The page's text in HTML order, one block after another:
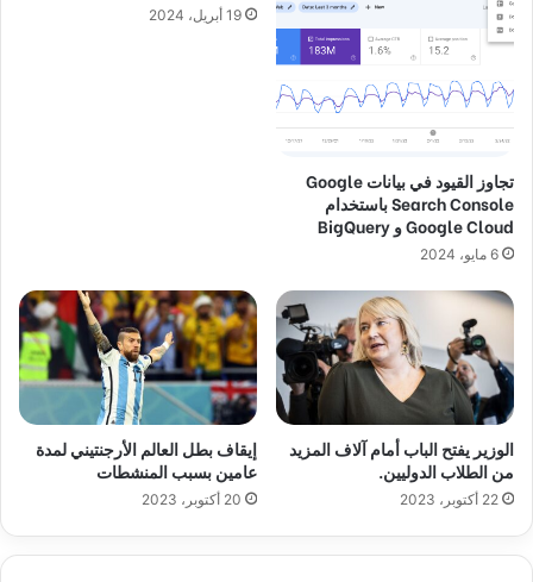
تجاوز القيود في بيانات Google
Search Console باستخدام
Google Cloud و BigQuery
6 مايو، 2024
19 أبريل، 2024
الوزير يفتح الباب أمام آلاف المزيد
من الطلاب الدوليين.
22 أكتوبر، 2023
إيقاف بطل العالم الأرجنتيني لمدة
عامين بسبب المنشطات
20 أكتوبر، 2023